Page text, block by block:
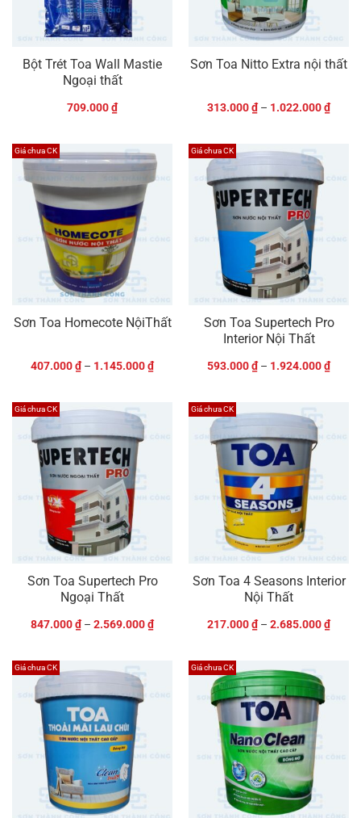
Bột Trét Toa Wall Mastie
Ngoại thất
709.000₫
Sơn Toa Nitto Extra nội thất
313.000₫– 1.022.000₫
Giá chưa CK
Sơn Toa Homecote NộiThất
407.000₫– 1.145.000₫
Giá chưa CK
Sơn Toa Supertech Pro
Interior Nội Thất
593.000₫– 1.924.000₫
Giá chưa CK
Sơn Toa Supertech Pro
Ngoại Thất
847.000₫– 2.569.000₫
Giá chưa CK
Sơn Toa 4 Seasons Interior
Nội Thất
217.000₫– 2.685.000₫
Giá chưa CK Giá chưa CK